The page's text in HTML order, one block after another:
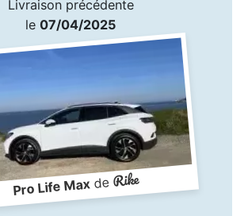
Livraison précédente
le 07/04/2025
Pro Life MaxdeRike